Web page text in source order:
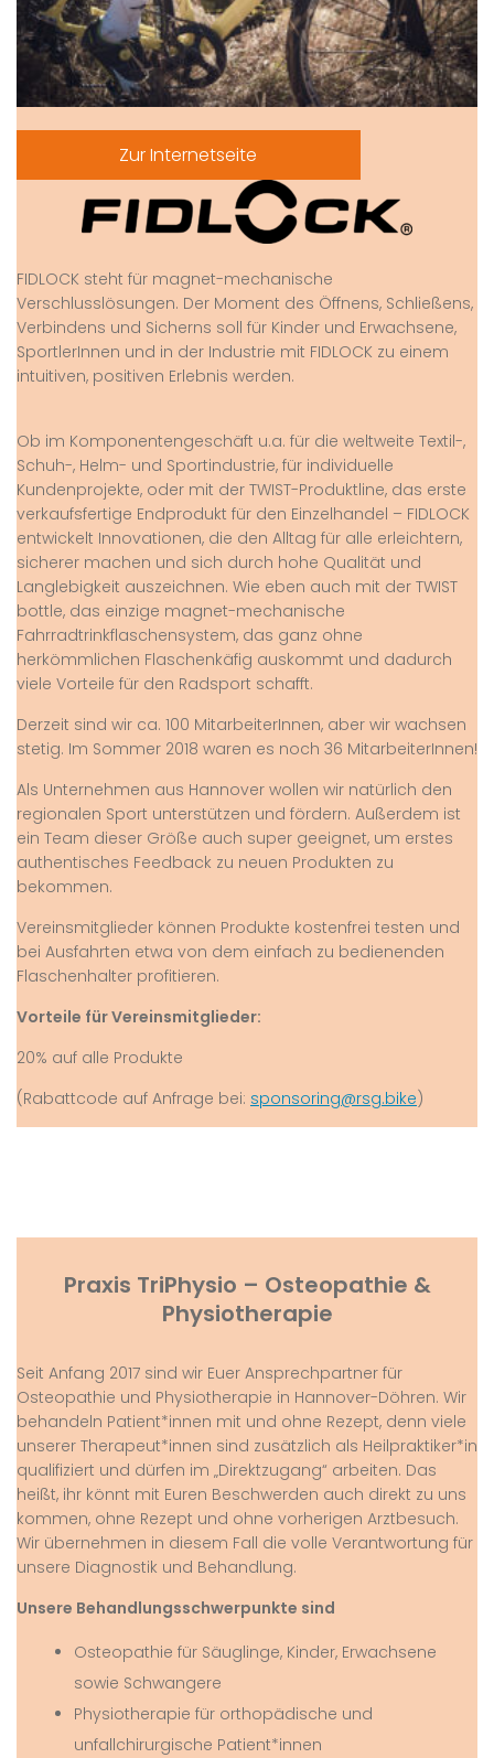
Zur Internetseite
FIDLOCK steht für magnet-mechanische
Verschlusslösungen. Der Moment des Öffnens, Schließens,
Verbindens und Sicherns soll für Kinder und Erwachsene,
SportlerInnen und in der Industrie mit FIDLOCK zu einem
intuitiven, positiven Erlebnis werden.
Ob im Komponentengeschäft u.a. für die weltweite Textil-,
Schuh-, Helm- und Sportindustrie, für individuelle
Kundenprojekte, oder mit der TWIST-Produktline, das erste
verkaufsfertige Endprodukt für den Einzelhandel – FIDLOCK
entwickelt Innovationen, die den Alltag für alle erleichtern,
sicherer machen und sich durch hohe Qualität und
Langlebigkeit auszeichnen. Wie eben auch mit der TWIST
bottle, das einzige magnet-mechanische
Fahrradtrinkflaschensystem, das ganz ohne
herkömmlichen Flaschenkäfig auskommt und dadurch
viele Vorteile für den Radsport schafft.
Derzeit sind wir ca. 100 MitarbeiterInnen, aber wir wachsen
stetig. Im Sommer 2018 waren es noch 36 MitarbeiterInnen!
Als Unternehmen aus Hannover wollen wir natürlich den
regionalen Sport unterstützen und fördern. Außerdem ist
ein Team dieser Größe auch super geeignet, um erstes
authentisches Feedback zu neuen Produkten zu
bekommen.
Vereinsmitglieder können Produkte kostenfrei testen und
bei Ausfahrten etwa von dem einfach zu bedienenden
Flaschenhalter profitieren.
Vorteile für Vereinsmitglieder:
20% auf alle Produkte
(Rabattcode auf Anfrage bei: sponsoring@rsg.bike)
Praxis TriPhysio – Osteopathie &
Physiotherapie
Seit Anfang 2017 sind wir Euer Ansprechpartner für
Osteopathie und Physiotherapie in Hannover-Döhren. Wir
behandeln Patient*innen mit und ohne Rezept, denn viele
unserer Therapeut*innen sind zusätzlich als Heilpraktiker*in
qualifiziert und dürfen im „Direktzugang“ arbeiten. Das
heißt, ihr könnt mit Euren Beschwerden auch direkt zu uns
kommen, ohne Rezept und ohne vorherigen Arztbesuch.
Wir übernehmen in diesem Fall die volle Verantwortung für
unsere Diagnostik und Behandlung.
Unsere Behandlungsschwerpunkte sind
Osteopathie für Säuglinge, Kinder, Erwachsene
sowie Schwangere
Physiotherapie für orthopädische und
unfallchirurgische Patient*innen